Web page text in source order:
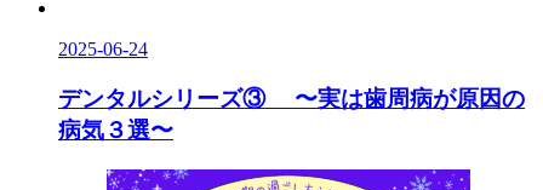
2025-06-24
デンタルシリーズ③ 〜実は歯周病が原因の
病気３選〜